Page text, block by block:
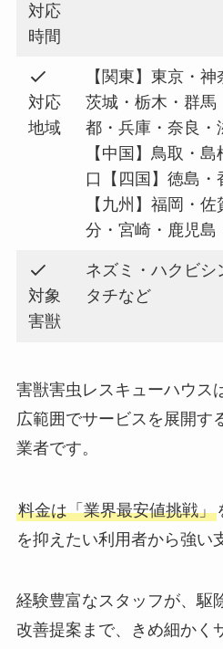
対応
時間
対応
地域
【関東】東京・
茨城・栃木・群馬
都・兵庫・奈良・
【中国】鳥取・
口【四国】徳島
【九州】福岡・
分・宮崎・鹿児島
対象
害獣
ネズミ・ハクビシ
タチなど
害獣害虫レスキューハウス
広範囲でサービスを展開す
業者です。
料金は「業界最安値挑戦」
を抑えたい利用者から強い
経験豊富なスタッフが、駆
改善提案まで、きめ細かく